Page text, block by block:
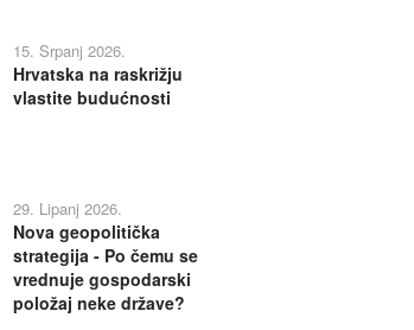
15. Srpanj 2026.
Hrvatska na raskrižju
vlastite budućnosti
29. Lipanj 2026.
Nova geopolitička
strategija - Po čemu se
vrednuje gospodarski
položaj neke države?